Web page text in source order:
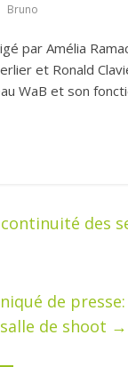
Bruno
par Amélia
et Ronald
WaB et son
des
de
de shoot →